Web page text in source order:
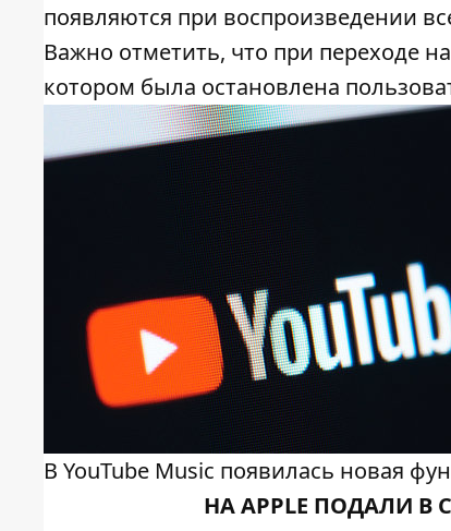
появляются при воспроизведении
Важно отметить, что при переходе
котором была остановлена
В YouTube Music появилась новая
НА APPLE ПОДАЛИ